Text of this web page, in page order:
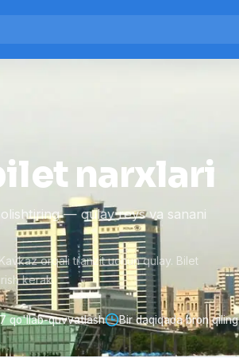
narxlari
— qulay reys va sanani
orqali tranzit uchun qulay. Bilet
kerak.
qo'llab-quvvatlash Bir daqiqada bron qiling